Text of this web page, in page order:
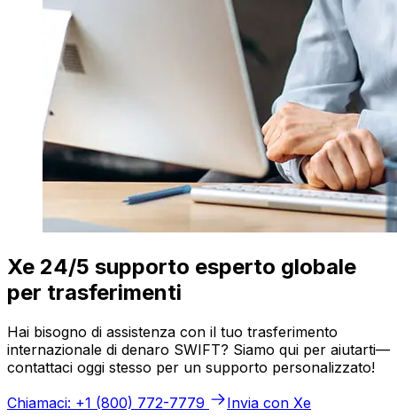
Xe 24/5 supporto esperto globale
per trasferimenti
Hai bisogno di assistenza con il tuo trasferimento
internazionale di denaro SWIFT? Siamo qui per aiutarti—
contattaci oggi stesso per un supporto personalizzato!
Chiamaci: +1 (800) 772-7779
Invia con Xe